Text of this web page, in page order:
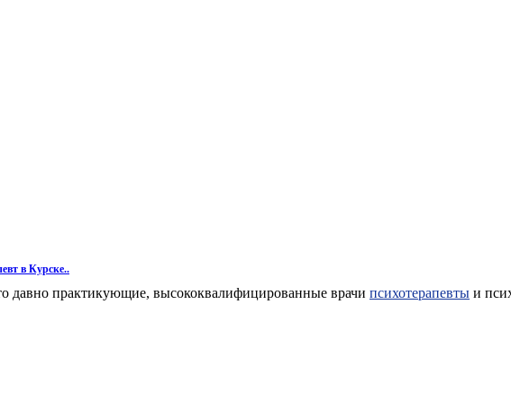
в Курске..
давно практикующие, высококвалифицированные врачи психотерапевты и